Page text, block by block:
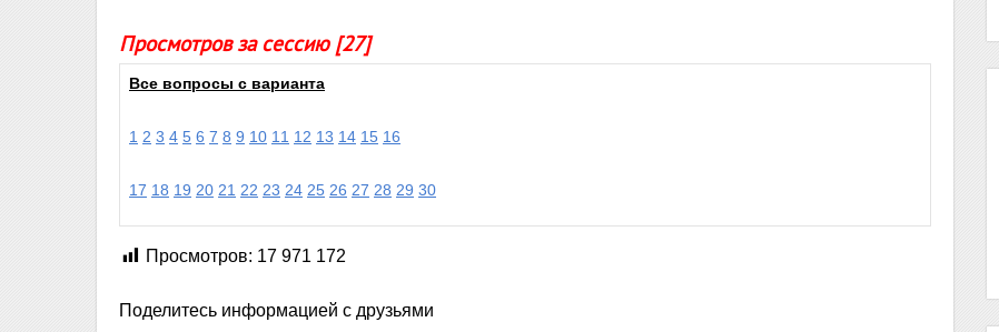
Просмотров за сессию [27]
Все вопросы с варианта
1 2 3 4 5 6 7 8 9 10 11 12 13 14 15 16
17 18 19 20 21 22 23 24 25 26 27 28 29 30
Просмотров: 17 971 172
Поделитесь информацией с друзьями